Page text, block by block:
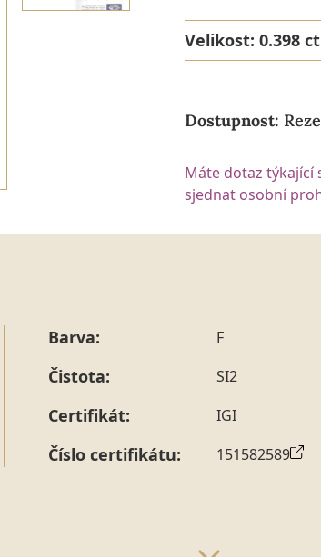
Velikost: 0.398 ct
Dostupnost:
Máte dotaz týkající
sjednat osobní
Barva: F
Čistota: SI2
Certifikát: IGI
Číslo certifikátu: 151582589